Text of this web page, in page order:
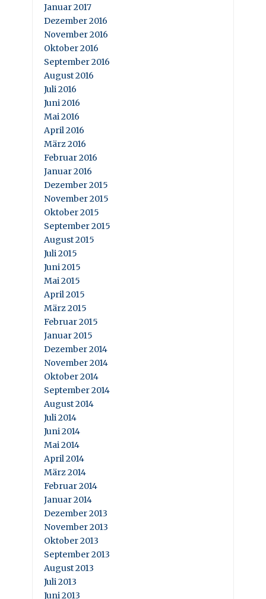
Januar 2017
Dezember 2016
November 2016
Oktober 2016
September 2016
August 2016
Juli 2016
Juni 2016
Mai 2016
April 2016
März 2016
Februar 2016
Januar 2016
Dezember 2015
November 2015
Oktober 2015
September 2015
August 2015
Juli 2015
Juni 2015
Mai 2015
April 2015
März 2015
Februar 2015
Januar 2015
Dezember 2014
November 2014
Oktober 2014
September 2014
August 2014
Juli 2014
Juni 2014
Mai 2014
April 2014
März 2014
Februar 2014
Januar 2014
Dezember 2013
November 2013
Oktober 2013
September 2013
August 2013
Juli 2013
Juni 2013